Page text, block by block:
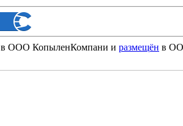
в ООО КопыленКомпани и размещён в